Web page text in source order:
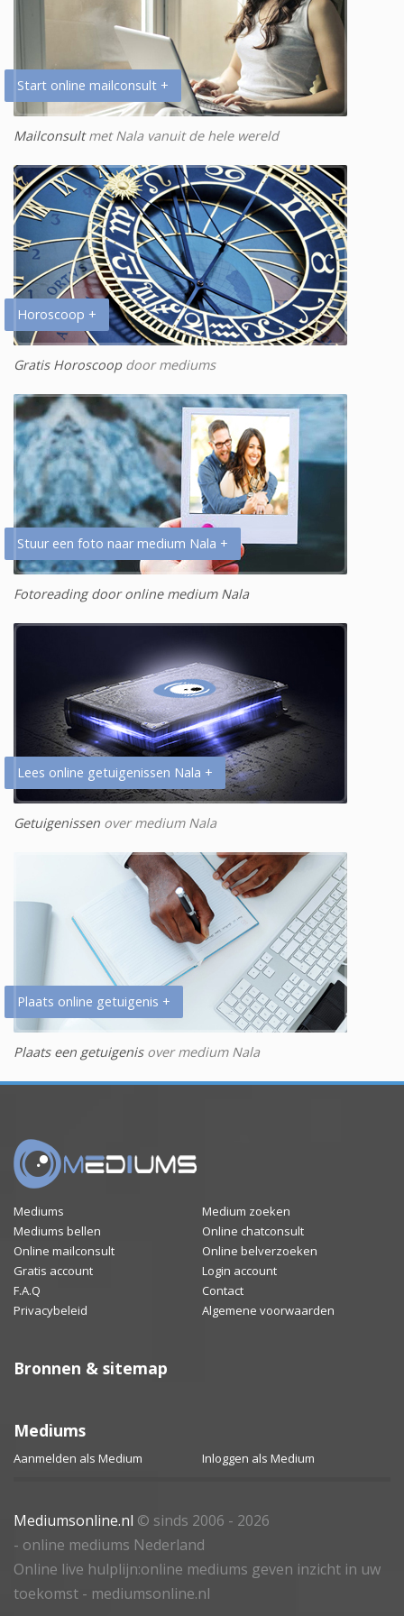
Start online mailconsult +
Mailconsultmet Nala vanuit de hele wereld
Horoscoop +
Gratis Horoscoopdoor mediums
Stuur een foto naar medium Nala +
Fotoreading door online medium Nala
Lees online getuigenissen Nala +
Getuigenissen over medium Nala
Plaats online getuigenis +
Plaats een getuigenisover medium Nala
Mediums
Medium zoeken
Mediums bellen
Online chatconsult
Online mailconsult
Online belverzoeken
Gratis account
Login account
F.A.Q
Contact
Privacybeleid
Algemene voorwaarden
Bronnen & sitemap
Mediums
Aanmelden als Medium Inloggen als Medium
Mediumsonline.nl © sinds 2006 - 2026
- online mediums Nederland
Online live hulplijn:online mediums geven inzicht in uw
toekomst - mediumsonline.nl